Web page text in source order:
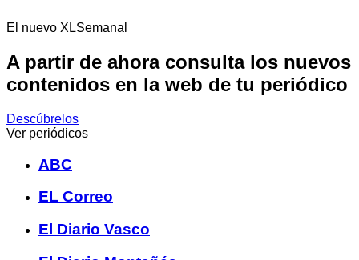
El nuevo XLSemanal
A partir de ahora consulta los nuevos
contenidos en la web de tu periódico
Descúbrelos
Ver periódicos
ABC
EL Correo
El Diario Vasco